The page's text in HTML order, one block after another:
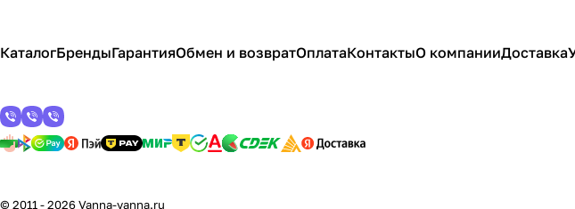
КаталогБрендыГарантияОбмен и возвратОплатаКонтактыО компанииДоставка
© 2011 - 2026 Vanna-vanna.ru